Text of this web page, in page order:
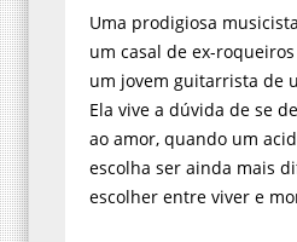
Uma prodigiosa
um casal de ex-
um jovem guitarrista de
Ela vive a dúvida de se
ao amor, quando um
escolha ser ainda mais
escolher entre viver e